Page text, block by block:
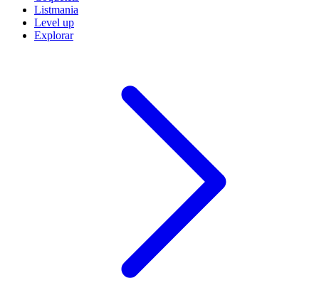
Listmania
Level up
Explorar